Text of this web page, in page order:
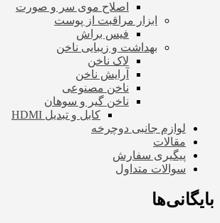
اصلاح موی سر و صورت
ابزار مراقبت از پوست
فیس براش
بهداشت و زیبایی ناخن
لاک ناخن
آرایش ناخن
ناخن مصنوعی
ناخن گیر و سوهان
کابل و تبدیل HDMI
لوازم جانبی دوچرخه
مقالات
پیگیری سفارش
سوالات متداول
بایگانی‌ها